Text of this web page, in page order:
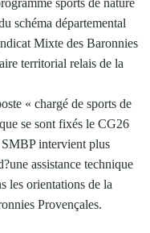
schéma départemental
Mixte des Baronnies
territorial relais de la
« chargé de sports de
se sont fixés le CG26
intervient plus
assistance technique
les orientations de la
Provençales.